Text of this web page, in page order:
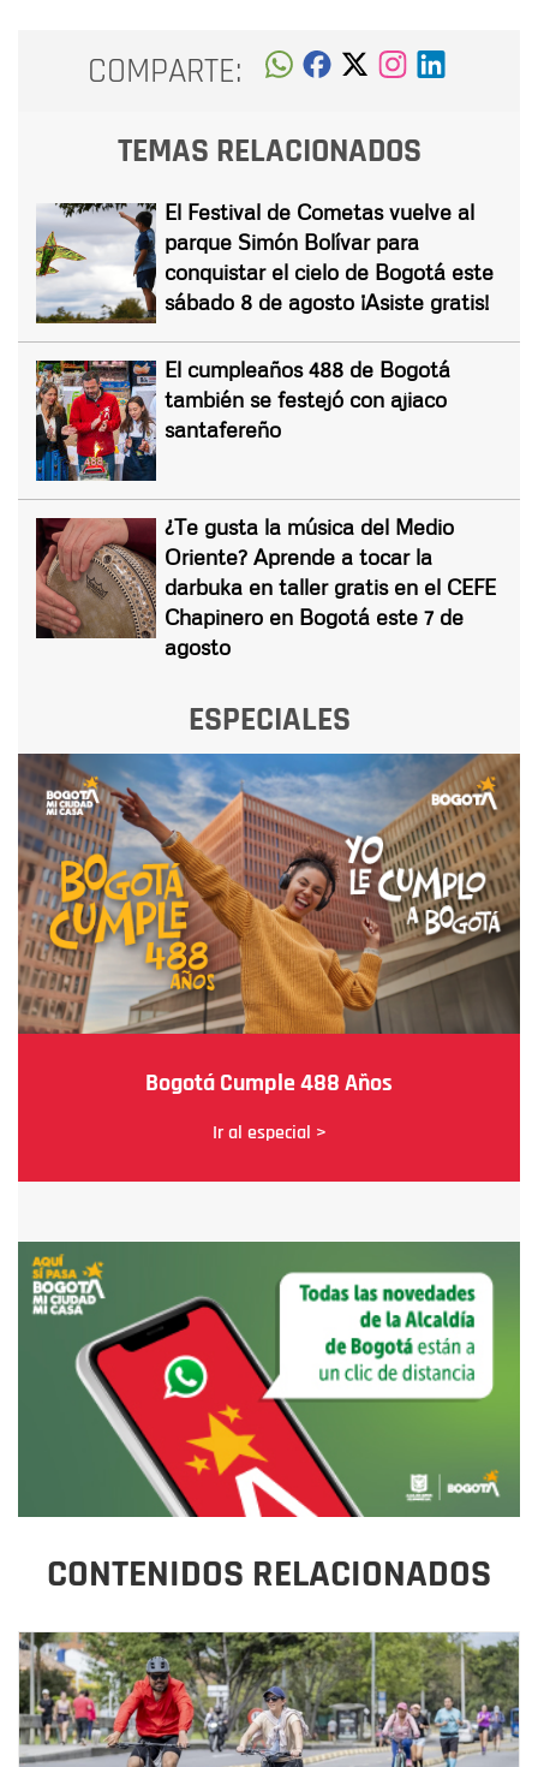
COMPARTE:
TEMAS RELACIONADOS
El Festival de Cometas vuelve al
parque Simón Bolívar para
conquistar el cielo de Bogotá este
sábado 8 de agosto ¡Asiste gratis!
El cumpleaños 488 de Bogotá
también se festejó con ajiaco
santafereño
¿Te gusta la música del Medio
Oriente? Aprende a tocar la
darbuka en taller gratis en el CEFE
Chapinero en Bogotá este 7 de
agosto
ESPECIALES
Bogotá Cumple 488 Años
Ir al especial >
CONTENIDOS RELACIONADOS